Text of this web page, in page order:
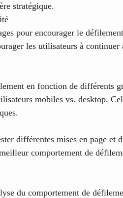
stratégique.
pour encourager le
les utilisateurs à
en fonction de différents
mobiles vs. desktop.
différentes mises en page et
comportement de
du comportement de